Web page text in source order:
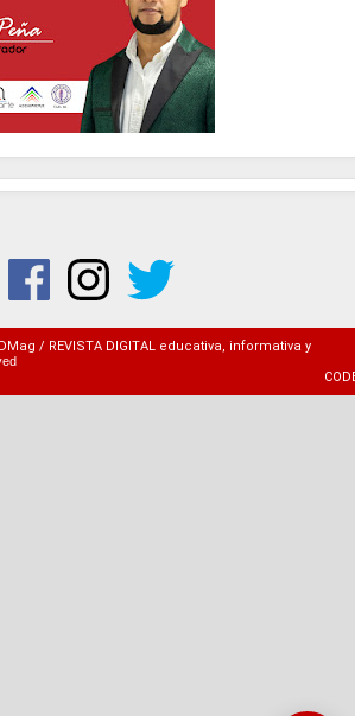
/ REVISTA DIGITAL educativa, informativa y